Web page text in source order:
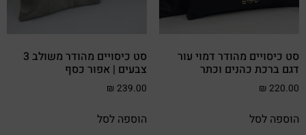
סט כיסויים מהודר דמוי עור
דגם ברכת כהנים וכתר
₪ 220.00
הוספה לסל
סט כיסויים מהודר משולב 3
צבעים | אפור כסף
₪ 239.00
הוספה לסל